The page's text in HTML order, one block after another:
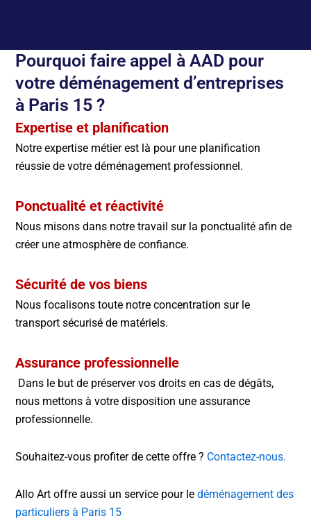
Pourquoi faire appel à AAD pour
votre déménagement d’entreprises
à Paris 15 ?
Expertise et planification
Notre expertise métier est là pour une planification
réussie de votre déménagement professionnel.
Ponctualité et réactivité
Nous misons dans notre travail sur la ponctualité afin de
créer une atmosphère de confiance.
Sécurité de vos biens
Nous focalisons toute notre concentration sur le
transport sécurisé de matériels.
Assurance professionnelle
Dans le but de préserver vos droits en cas de dégâts,
nous mettons à votre disposition une assurance
professionnelle.
Souhaitez-vous profiter de cette offre ? Contactez-nous.
Allo Art offre aussi un service pour ledéménagement des
particuliers à Paris 15